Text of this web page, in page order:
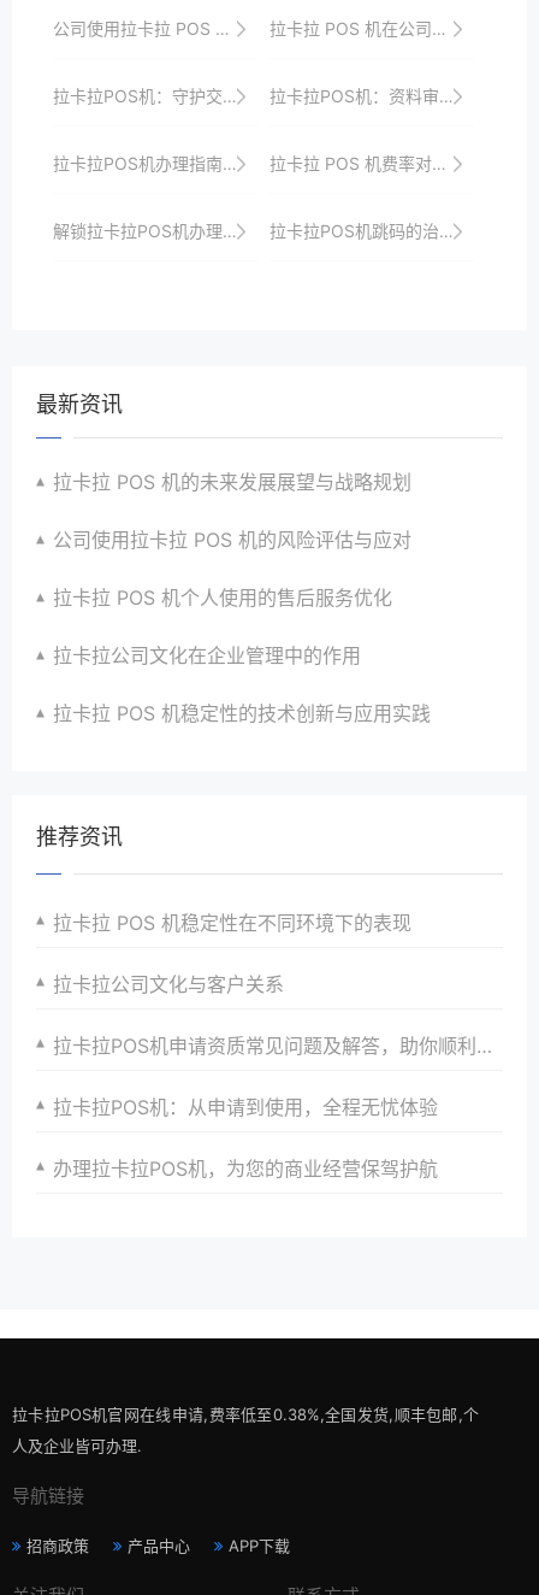
公司使用拉卡拉 POS 机的战略规划 拉卡拉 POS 机在公司收款中的应用策略
拉卡拉POS机：守护交易安全，让商家无忧 拉卡拉POS机：资料审核快速通道揭秘
拉卡拉POS机办理指南：享受便捷支付新体验 拉卡拉 POS 机费率对商户利润的影响
解锁拉卡拉POS机办理技巧，打破支付壁垒 拉卡拉POS机跳码的治理措施
最新资讯
拉卡拉 POS 机的未来发展展望与战略规划
公司使用拉卡拉 POS 机的风险评估与应对
拉卡拉 POS 机个人使用的售后服务优化
拉卡拉公司文化在企业管理中的作用
拉卡拉 POS 机稳定性的技术创新与应用实践
推荐资讯
拉卡拉 POS 机稳定性在不同环境下的表现
拉卡拉公司文化与客户关系
拉卡拉POS机申请资质常见问题及解答，助你顺利申请
拉卡拉POS机：从申请到使用，全程无忧体验
办理拉卡拉POS机，为您的商业经营保驾护航
拉卡拉POS机官网在线申请,费率低至0.38%,全国发货,顺丰包邮,个
人及企业皆可办理.
导航链接
招商政策 产品中心 APP下载